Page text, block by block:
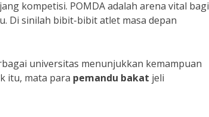
kompetisi. POMDA adalah arena vital bagi
Di sinilah bibit-bibit atlet masa depan
universitas menunjukkan kemampuan
itu, mata para pemandu bakat jeli